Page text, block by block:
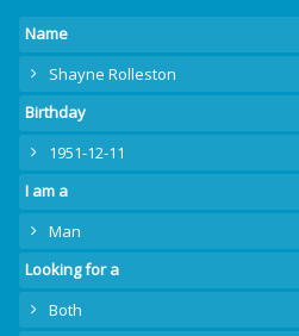
Name
Shayne Rolleston
Birthday
1951-12-11
I am a
Man
Looking for a
Both